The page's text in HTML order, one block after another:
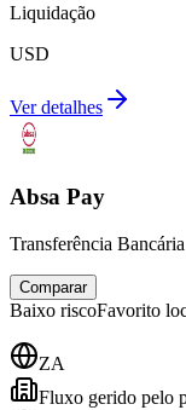
Liquidação
USD
Ver detalhes
Absa Pay
Transferência Bancária
Comparar
Baixo riscoFavorito
ZA
Fluxo gerido pelo